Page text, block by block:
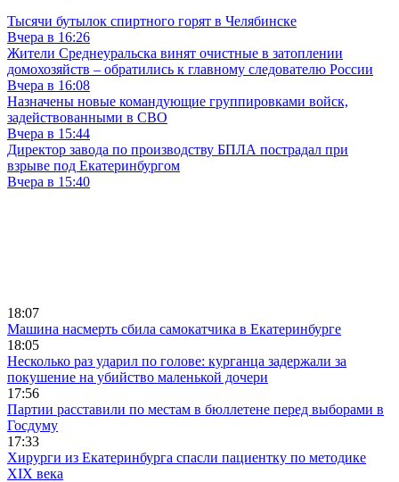
Тысячи бутылок спиртного горят в Челябинске
Вчера в 16:26
Жители Среднеуральска винят очистные в затоплении
домохозяйств – обратились к главному следователю России
Вчера в 16:08
Назначены новые командующие группировками войск,
задействованными в СВО
Вчера в 15:44
Директор завода по производству БПЛА пострадал при
взрыве под Екатеринбургом
Вчера в 15:40
18:07
Машина насмерть сбила самокатчика в Екатеринбурге
18:05
Несколько раз ударил по голове: курганца задержали за
покушение на убийство маленькой дочери
17:56
Партии расставили по местам в бюллетене перед выборами в
Госдуму
17:33
Хирурги из Екатеринбурга спасли пациентку по методике
XIX века